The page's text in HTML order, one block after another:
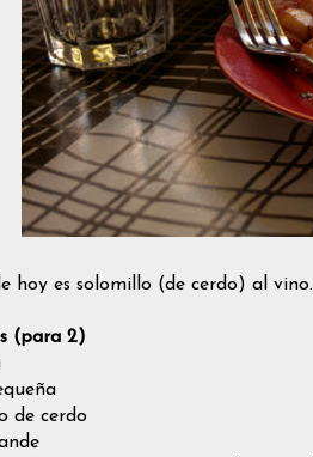
hoy es solomillo (de cerdo) al vino.
(para 2)
de cerdo